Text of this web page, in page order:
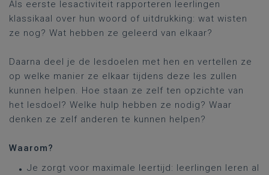
Als eerste lesactiviteit rapporteren leerlingen
klassikaal over hun woord of uitdrukking: wat wisten
ze nog? Wat hebben ze geleerd van elkaar?
Daarna deel je de lesdoelen met hen en vertellen ze
op welke manier ze elkaar tijdens deze les zullen
kunnen helpen. Hoe staan ze zelf ten opzichte van
het lesdoel? Welke hulp hebben ze nodig? Waar
denken ze zelf anderen te kunnen helpen?
Waarom?
Je zorgt voor maximale leertijd: leerlingen leren al